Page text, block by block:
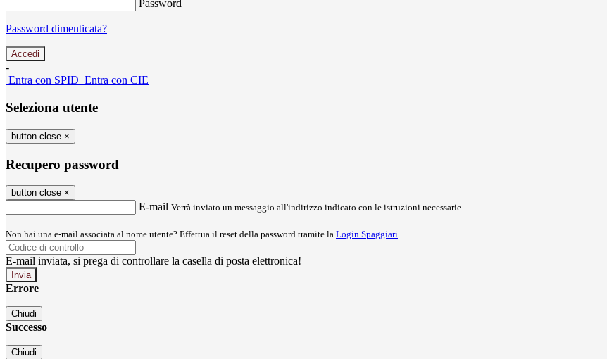
Password
Password dimenticata?
-
Entra con SPID Entra con CIE
Seleziona utente
button close ×
Recupero password
button close ×
E-mail Verrà inviato un messaggio all'indirizzo indicato con le istruzioni necessarie.
Non hai una e-mail associata al nome utente? Effettua il reset della password tramite la Login Spaggiari
E-mail inviata, si prega di controllare la casella di posta elettronica!
Errore
Chiudi
Successo
Chiudi